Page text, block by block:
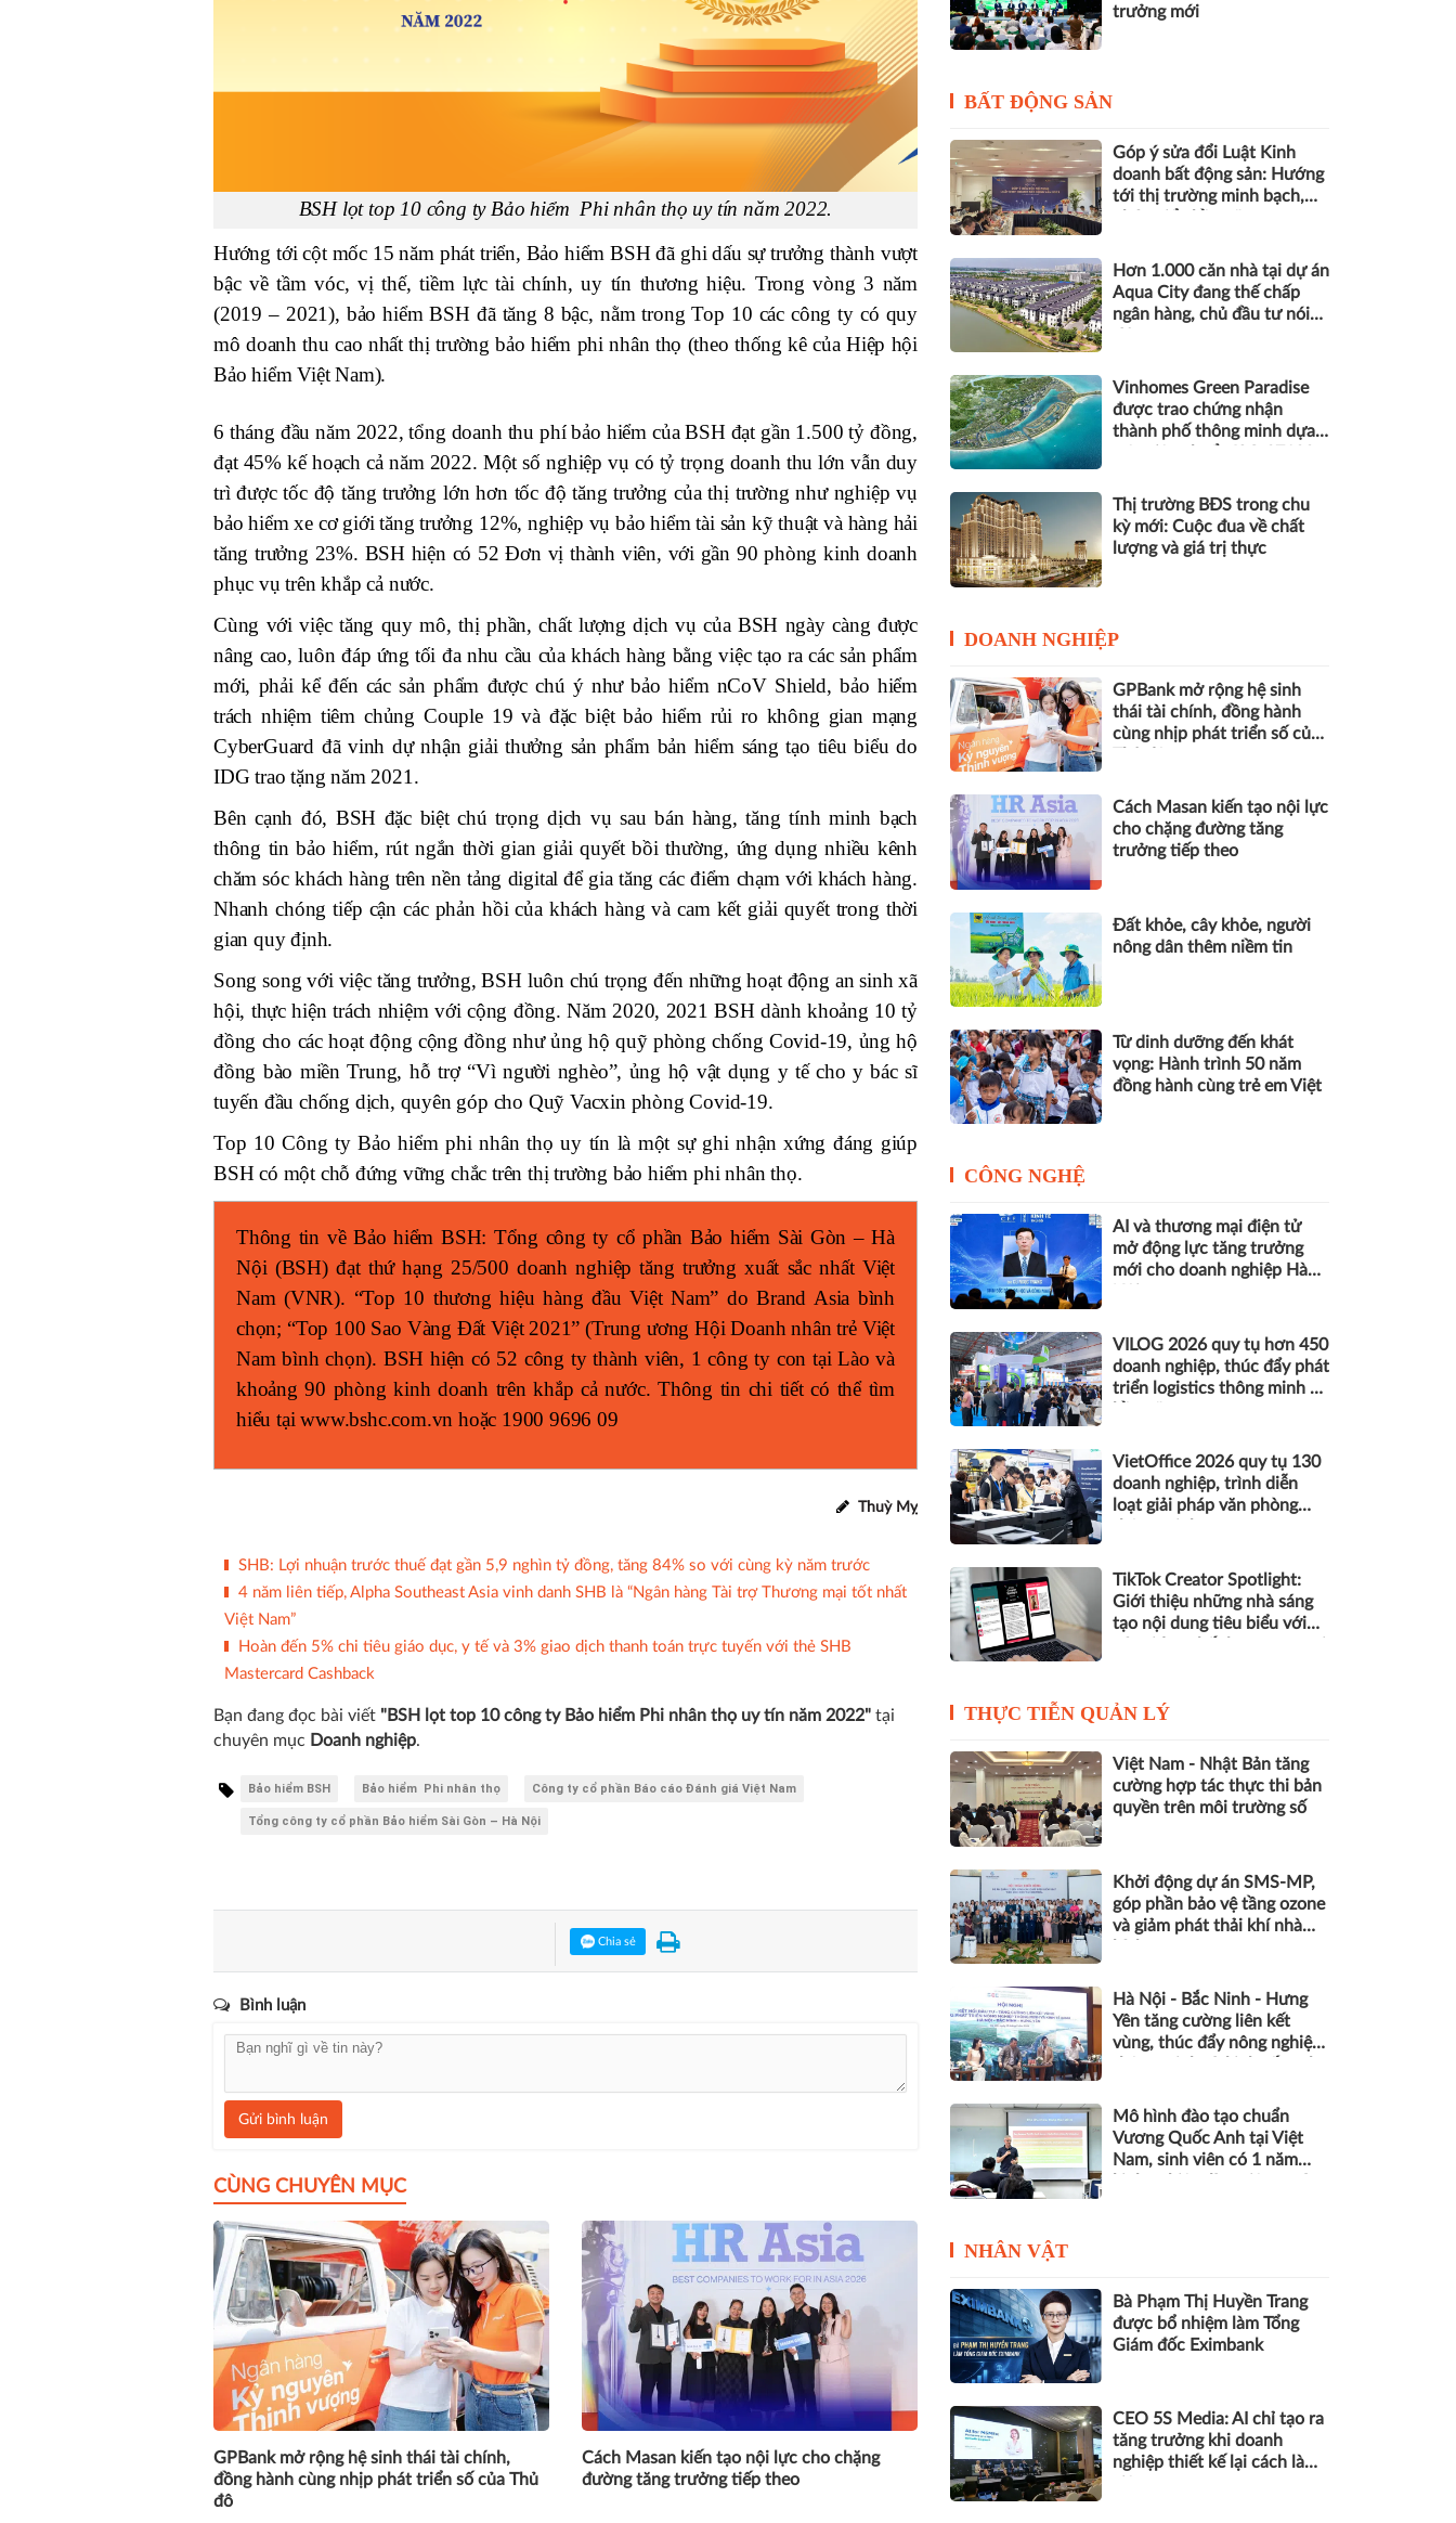
BSH lọt top 10 công ty Bảo hiểm Phi nhân thọ uy tín năm 2022.
Hướng tới cột mốc 15 năm phát triển, Bảo hiểm BSH đã ghi dấu sự trưởng thành vượt
bậc về tầm vóc, vị thế, tiềm lực tài chính, uy tín thương hiệu. Trong vòng 3 năm
(2019 – 2021), bảo hiểm BSH đã tăng 8 bậc, nằm trong Top 10 các công ty có quy
mô doanh thu cao nhất thị trường bảo hiểm phi nhân thọ (theo thống kê của Hiệp hội
Bảo hiểm Việt Nam).
6 tháng đầu năm 2022, tổng doanh thu phí bảo hiểm của BSH đạt gần 1.500 tỷ đồng,
đạt 45% kế hoạch cả năm 2022. Một số nghiệp vụ có tỷ trọng doanh thu lớn vẫn duy
trì được tốc độ tăng trưởng lớn hơn tốc độ tăng trưởng của thị trường như nghiệp vụ
bảo hiểm xe cơ giới tăng trưởng 12%, nghiệp vụ bảo hiểm tài sản kỹ thuật và hàng hải
tăng trưởng 23%. BSH hiện có 52 Đơn vị thành viên, với gần 90 phòng kinh doanh
phục vụ trên khắp cả nước.
Cùng với việc tăng quy mô, thị phần, chất lượng dịch vụ của BSH ngày càng được
nâng cao, luôn đáp ứng tối đa nhu cầu của khách hàng bằng việc tạo ra các sản phẩm
mới, phải kể đến các sản phẩm được chú ý như bảo hiểm nCoV Shield, bảo hiểm
trách nhiệm tiêm chủng Couple 19 và đặc biệt bảo hiểm rủi ro không gian mạng
CyberGuard đã vinh dự nhận giải thưởng sản phẩm bản hiểm sáng tạo tiêu biểu do
IDG trao tặng năm 2021.
Bên cạnh đó, BSH đặc biệt chú trọng dịch vụ sau bán hàng, tăng tính minh bạch
thông tin bảo hiểm, rút ngắn thời gian giải quyết bồi thường, ứng dụng nhiều kênh
chăm sóc khách hàng trên nền tảng digital để gia tăng các điểm chạm với khách hàng.
Nhanh chóng tiếp cận các phản hồi của khách hàng và cam kết giải quyết trong thời
gian quy định.
Song song với việc tăng trưởng, BSH luôn chú trọng đến những hoạt động an sinh xã
hội, thực hiện trách nhiệm với cộng đồng. Năm 2020, 2021 BSH dành khoảng 10 tỷ
đồng cho các hoạt động cộng đồng như ủng hộ quỹ phòng chống Covid-19, ủng hộ
đồng bào miền Trung, hỗ trợ “Vì người nghèo”, ủng hộ vật dụng y tế cho y bác sĩ
tuyến đầu chống dịch, quyên góp cho Quỹ Vacxin phòng Covid-19.
Top 10 Công ty Bảo hiểm phi nhân thọ uy tín là một sự ghi nhận xứng đáng giúp
BSH có một chỗ đứng vững chắc trên thị trường bảo hiểm phi nhân thọ.
Thông tin về Bảo hiểm BSH: Tổng công ty cổ phần Bảo hiểm Sài Gòn – Hà
Nội (BSH) đạt thứ hạng 25/500 doanh nghiệp tăng trưởng xuất sắc nhất Việt
Nam (VNR). “Top 10 thương hiệu hàng đầu Việt Nam” do Brand Asia bình
chọn; “Top 100 Sao Vàng Đất Việt 2021” (Trung ương Hội Doanh nhân trẻ Việt
Nam bình chọn). BSH hiện có 52 công ty thành viên, 1 công ty con tại Lào và
khoảng 90 phòng kinh doanh trên khắp cả nước. Thông tin chi tiết có thể tìm
hiểu tại www.bshc.com.vn hoặc 1900 9696 09
Thuỳ Mỵ
SHB: Lợi nhuận trước thuế đạt gần 5,9 nghìn tỷ đồng, tăng 84% so với cùng kỳ năm trước
4 năm liên tiếp, Alpha Southeast Asia vinh danh SHB là “Ngân hàng Tài trợ Thương mại tốt nhất
Việt Nam”
Hoàn đến 5% chi tiêu giáo dục, y tế và 3% giao dịch thanh toán trực tuyến với thẻ SHB
Mastercard Cashback
Bạn đang đọc bài viết "BSH lọt top 10 công ty Bảo hiểm Phi nhân thọ uy tín năm 2022" tại
chuyên mục Doanh nghiệp.
Bảo hiểm BSH Bảo hiểm Phi nhân thọ Công ty cổ phần Báo cáo Đánh giá Việt Nam
Tổng công ty cổ phần Bảo hiểm Sài Gòn – Hà Nội
Chia sẻ
Bình luận
Gửi bình luận
CÙNG CHUYÊN MỤC
GPBank mở rộng hệ sinh thái tài chính,
đồng hành cùng nhịp phát triển số của Thủ
đô
Cách Masan kiến tạo nội lực cho chặng
đường tăng trưởng tiếp theo
trưởng mới
BẤT ĐỘNG SẢN
Góp ý sửa đổi Luật Kinh
doanh bất động sản: Hướng
tới thị trường minh bạch,
Hơn 1.000 căn nhà tại dự án
Aqua City đang thế chấp
ngân hàng, chủ đầu tư nói
Vinhomes Green Paradise
được trao chứng nhận
thành phố thông minh dựa
Thị trường BĐS trong chu
kỳ mới: Cuộc đua về chất
lượng và giá trị thực
DOANH NGHIỆP
GPBank mở rộng hệ sinh
thái tài chính, đồng hành
cùng nhịp phát triển số của
Cách Masan kiến tạo nội lực
cho chặng đường tăng
trưởng tiếp theo
Đất khỏe, cây khỏe, người
nông dân thêm niềm tin
Từ dinh dưỡng đến khát
vọng: Hành trình 50 năm
đồng hành cùng trẻ em Việt
CÔNG NGHỆ
AI và thương mại điện tử
mở động lực tăng trưởng
mới cho doanh nghiệp Hà
VILOG 2026 quy tụ hơn 450
doanh nghiệp, thúc đẩy phát
triển logistics thông minh và
VietOffice 2026 quy tụ 130
doanh nghiệp, trình diễn
loạt giải pháp văn phòng
TikTok Creator Spotlight:
Giới thiệu những nhà sáng
tạo nội dung tiêu biểu với
THỰC TIỄN QUẢN LÝ
Việt Nam - Nhật Bản tăng
cường hợp tác thực thi bản
quyền trên môi trường số
Khởi động dự án SMS-MP,
góp phần bảo vệ tầng ozone
và giảm phát thải khí nhà
Hà Nội - Bắc Ninh - Hưng
Yên tăng cường liên kết
vùng, thúc đẩy nông nghiệp
Mô hình đào tạo chuẩn
Vương Quốc Anh tại Việt
Nam, sinh viên có 1 năm
NHÂN VẬT
Bà Phạm Thị Huyền Trang
được bổ nhiệm làm Tổng
Giám đốc Eximbank
CEO 5S Media: AI chỉ tạo ra
tăng trưởng khi doanh
nghiệp thiết kế lại cách làm